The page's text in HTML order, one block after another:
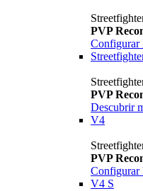
PVP
Configurar
PVP
Descubrir
V4
PVP
Configurar
V4 S